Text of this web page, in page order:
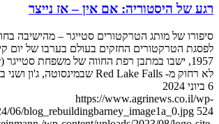
רגע של היסטוריה: אם אין – אז נייצר
סיפורו של מותג הטרקטורים סטייגר – מהישיבה
לפסגת הטרקטורים החזקים בעולם בערבו של יום
לא רחוק מ- Red Lake Falls שבמינסוטה, ג'ון ושני בניו – דאגלס ומ…
6 ביוני 2024
https://www.agrinews.co.il/wp-
06/blog_rebuildingbarney_image1a_0.jpg 524